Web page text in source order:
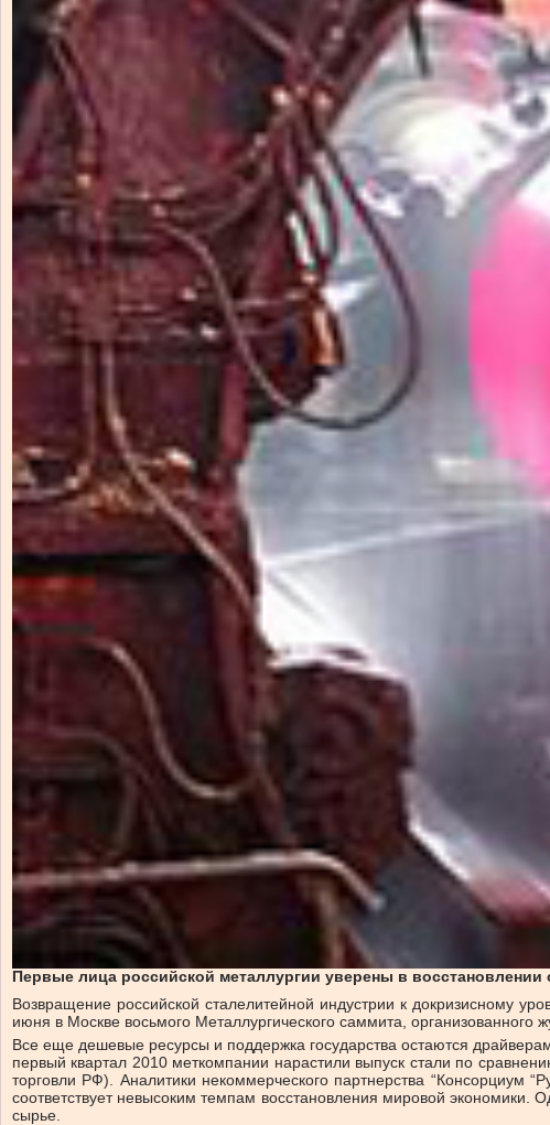
Первые лица российской металлургии уверены в восстановлении
Возвращение российской сталелитейной индустрии к докризисному
июня в Москве восьмого Металлургического саммита, организованного
Все еще дешевые ресурсы и поддержка государства остаются
первый квартал 2010 меткомпании нарастили выпуск стали по
торговли РФ). Аналитики некоммерческого партнерства “Консорциум
соответствует невысоким темпам восстановления мировой
сырье.